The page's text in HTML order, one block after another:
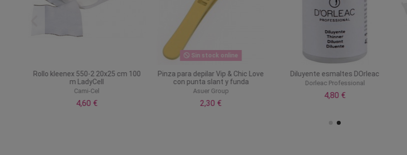
Rollo kleenex 550-2 20x25 cm 100
m LadyCell
Cami-Cel
4,60 €
Sin stock online
Pinza para depilar Vip & Chic Love
con punta slant y funda
Asuer Group
2,30 €
Diluyente esmaltes DOrleac
Dorleac Professional
4,80 €